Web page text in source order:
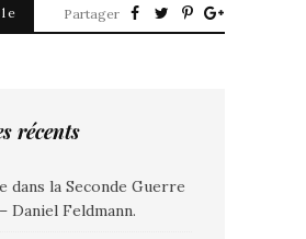
Partager
récents
dans la Seconde Guerre
Daniel Feldmann.